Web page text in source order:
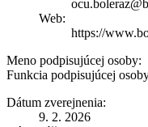
Web:
https://
Meno podpisujúcej osoby:
Funkcia podpisujúcej
Dátum zverejnenia:
9. 2. 2026